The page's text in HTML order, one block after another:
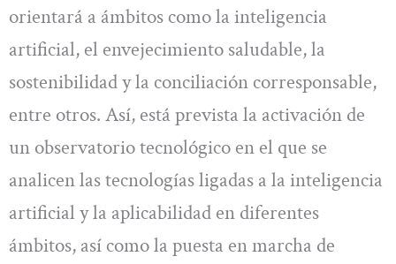
orientará a ámbitos como la inteligencia
artificial, el envejecimiento saludable, la
sostenibilidad y la conciliación corresponsable,
entre otros. Así, está prevista la activación de
un observatorio tecnológico en el que se
analicen las tecnologías ligadas a la inteligencia
artificial y la aplicabilidad en diferentes
ámbitos, así como la puesta en marcha de